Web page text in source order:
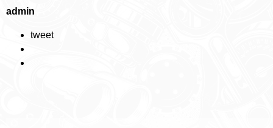
admin
tweet